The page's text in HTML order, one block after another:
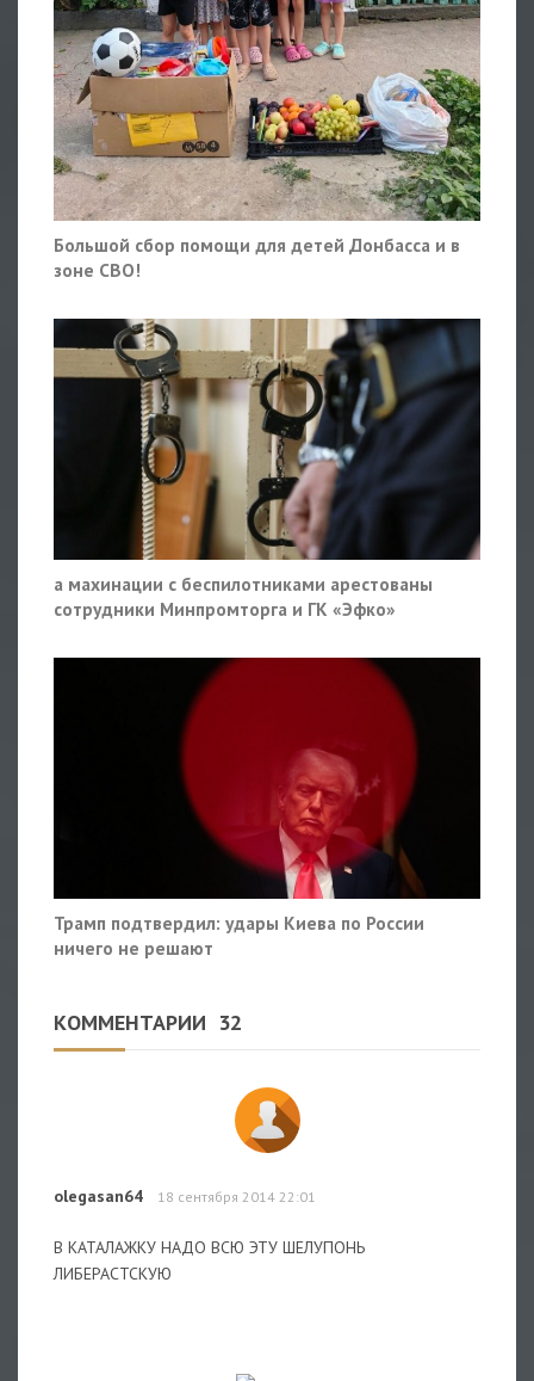
Большой сбор помощи для детей Донбасса и в
зоне СВО!
а махинации с беспилотниками арестованы
сотрудники Минпромторга и ГК «Эфко»
Трамп подтвердил: удары Киева по России
ничего не решают
КОММЕНТАРИИ 32
olegasan64 18 сентября 2014 22:01
В КАТАЛАЖКУ НАДО ВСЮ ЭТУ ШЕЛУПОНЬ
ЛИБЕРАСТСКУЮ